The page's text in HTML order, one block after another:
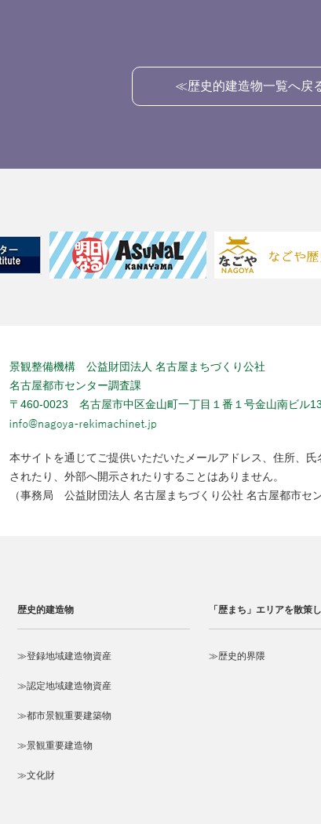
≪歴史的建造物一覧へ戻
景観整備機構 公益財団法人 名古屋まちづくり公社
名古屋都市センター調査課
〒460-0023 名古屋市中区金山町一丁目１番１号金山南ビル
本サイトを通じてご提供いただいたメールアドレス、住所、
されたり、外部へ開示されたりすることはありません。
（事務局 公益財団法人 名古屋まちづくり公社 名古屋都市セ
歴史的建造物
≫登録地域建造物資産
≫認定地域建造物資産
≫都市景観重要建築物
≫景観重要建造物
≫文化財
「歴まち」エリアを散策
≫歴史的界隈